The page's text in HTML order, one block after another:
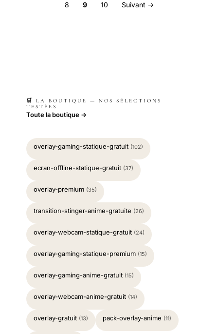
8 9 10 Suivant →
🛒 LA BOUTIQUE — NOS SÉLECTIONS
TESTÉES
Toute la boutique →
overlay-gaming-statique-gratuit (102)
ecran-offline-statique-gratuit (37)
overlay-premium (35)
transition-stinger-anime-gratuite (26)
overlay-webcam-statique-gratuit (24)
overlay-gaming-statique-premium (15)
overlay-gaming-anime-gratuit (15)
overlay-webcam-anime-gratuit (14)
overlay-gratuit (13) pack-overlay-anime (11)